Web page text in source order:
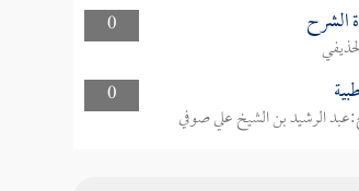
0
الشرح
0
الرشيد بن الشيخ علي صوفي